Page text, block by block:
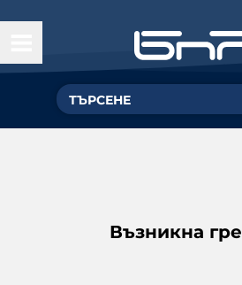
Възникна